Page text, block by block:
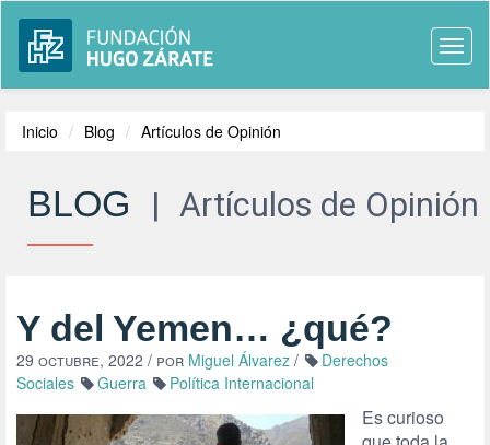
Inicio Blog Artículos de Opinión
BLOG | Artículos de Opinión
Y del Yemen… ¿qué?
29 octubre, 2022 / por Miguel Álvarez /
Derechos
Sociales
Guerra Política Internacional
Es curioso